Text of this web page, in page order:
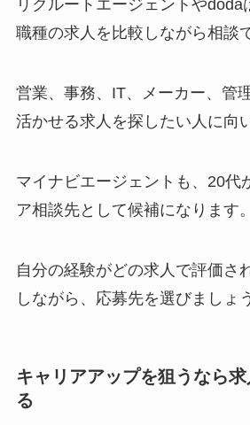
リクルートエージェントやdoda
職種の求人を比較しながら相談
営業、事務、IT、メーカー、管
活かせる求人を探したい人に向
マイナビエージェントも、20代
ア相談先として候補になります。
自分の経験がどの求人で評価さ
しながら、応募先を選びましょ
キャリアアップを狙うなら
る